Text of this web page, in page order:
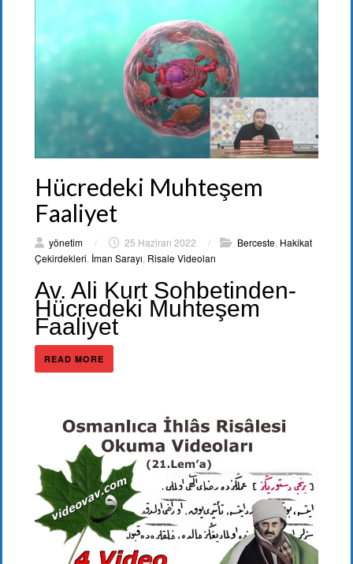
Hücredeki Muhteşem
Faaliyet
yönetim / 25 Haziran 2022 / Berceste Hakikat
Çekirdekleri İman Sarayı Risale Videoları
Av. Ali Kurt Sohbetinden-
Hücredeki Muhteşem
Faaliyet
READ MORE